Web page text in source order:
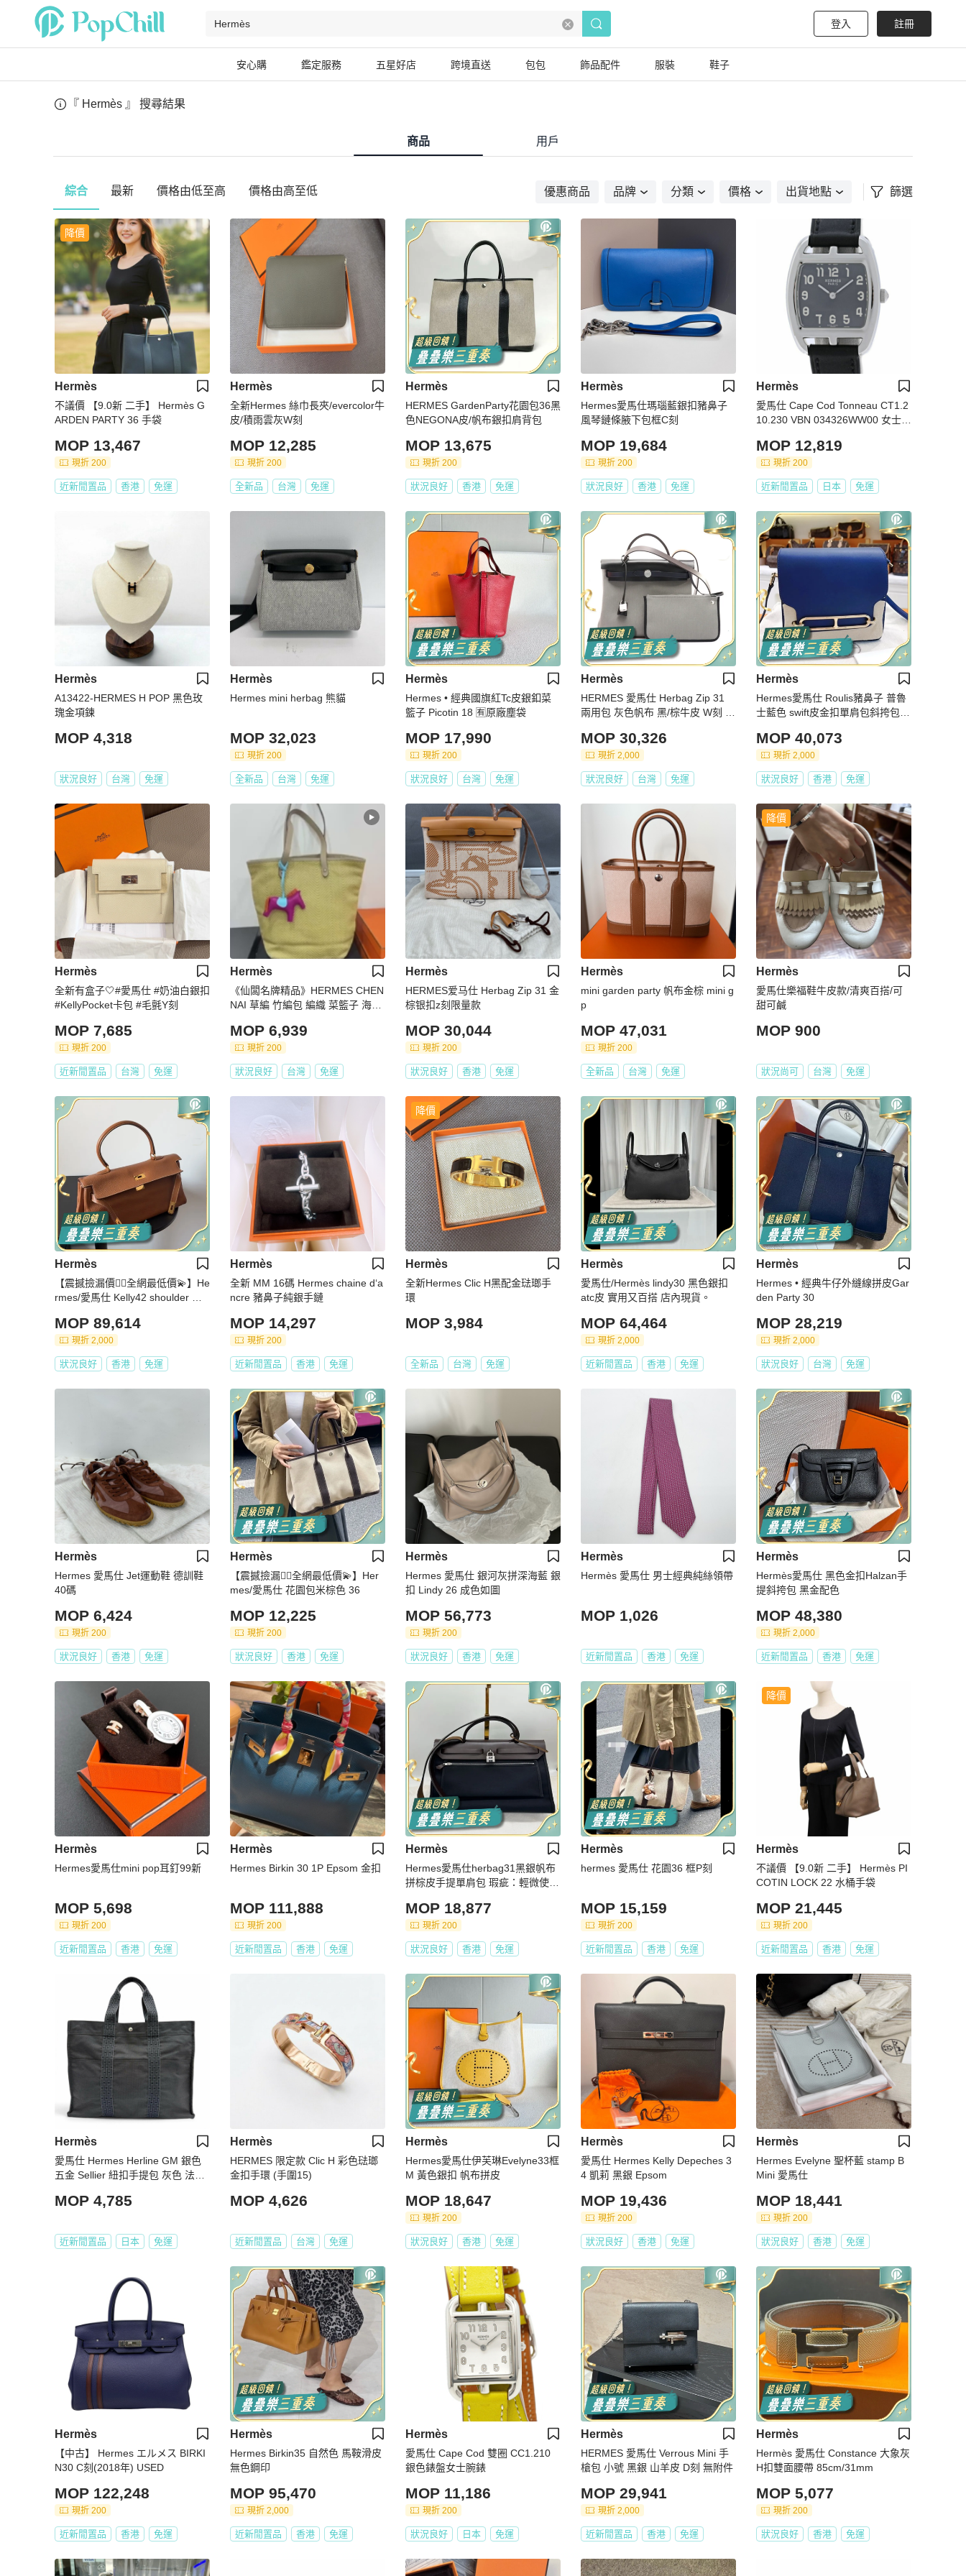
登入 註冊
安心購 鑑定服務 五星好店 跨境直送 包包 飾品配件 服裝 鞋子
『 Hermès 』 搜尋結果
商品 用戶
綜合 最新 價格由低至高 價格由高至低 優惠商品 品牌 分類 價格 出貨地點 篩選
降價
Hermès
不議價 【9.0新 二手】 Hermès G
ARDEN PARTY 36 手袋
MOP 13,467
現折 200
近新閒置品 香港 免運
Hermès
全新Hermes 絲巾長夾/evercolor牛
皮/積雨雲灰W刻
MOP 12,285
現折 200
全新品 台灣 免運
Hermès
HERMES GardenParty花園包36黑
色NEGONA皮/帆布銀扣肩背包
MOP 13,675
現折 200
狀況良好 香港 免運
Hermès
Hermes愛馬仕瑪瑙藍銀扣豬鼻子
風琴鏈條腋下包框C刻
MOP 19,684
現折 200
狀況良好 香港 免運
Hermès
愛馬仕 Cape Cod Tonneau CT1.2
10.230 VBN 034326WW00 女士腕
MOP 12,819
現折 200
近新閒置品 日本 免運
Hermès
A13422-HERMES H POP 黑色玫
瑰金項鍊
MOP 4,318
狀況良好 台灣 免運
Hermès
Hermes mini herbag 熊貓
MOP 32,023
現折 200
全新品 台灣 免運
Hermès
Hermes • 經典國旗紅Tc皮銀釦菜
籃子 Picotin 18 🈶原廠塵袋
MOP 17,990
現折 200
狀況良好 台灣 免運
Hermès
HERMES 愛馬仕 Herbag Zip 31
兩用包 灰色帆布 黑/棕牛皮 W刻 銀
MOP 30,326
現折 2,000
狀況良好 台灣 免運
Hermès
Hermes愛馬仕 Roulis豬鼻子 普魯
士藍色 swift皮金扣單肩包斜挎包 y
MOP 40,073
現折 2,000
狀況良好 香港 免運
Hermès
全新有盒子🤍#愛馬仕 #奶油白銀扣
#KellyPocket卡包 #毛氈Y刻
MOP 7,685
現折 200
近新閒置品 台灣 免運
Hermès
《仙闆名牌精品》HERMES CHEN
NAI 草編 竹編包 編織 菜籃子 海攤
物袋
MOP 6,939
現折 200
狀況良好 台灣 免運
Hermès
HERMES爱马仕 Herbag Zip 31 金
棕银扣z刻限量款
MOP 30,044
現折 200
狀況良好 香港 免運
Hermès
mini garden party 帆布金棕 mini g
p
MOP 47,031
現折 200
全新品 台灣 免運
降價
Hermès
愛馬仕樂福鞋牛皮款/清爽百搭/可
甜可鹹
MOP 900
狀況尚可 台灣 免運
Hermès
【震撼撿漏價👍🏻全網最低價💫】He
rmes/愛馬仕 Kelly42 shoulder 金
MOP 89,614
現折 2,000
狀況良好 香港 免運
Hermès
全新 MM 16碼 Hermes chaine d‘a
ncre 豬鼻子純銀手鏈
MOP 14,297
現折 200
近新閒置品 香港 免運
降價
Hermès
全新Hermes Clic H黑配金琺瑯手
環
MOP 3,984
全新品 台灣 免運
Hermès
愛馬仕/Hermès lindy30 黑色銀扣
atc皮 實用又百搭 店內現貨。
MOP 64,464
現折 2,000
近新閒置品 香港 免運
Hermès
Hermes • 經典牛仔外縫線拼皮Gar
den Party 30
MOP 28,219
現折 2,000
狀況良好 台灣 免運
Hermès
Hermes 愛馬仕 Jet運動鞋 德訓鞋
40碼
MOP 6,424
現折 200
狀況良好 香港 免運
Hermès
【震撼撿漏👍🏻全網最低價💫】Her
mes/愛馬仕 花園包米棕色 36
MOP 12,225
現折 200
狀況良好 香港 免運
Hermès
Hermes 愛馬仕 銀河灰拼深海藍 銀
扣 Lindy 26 成色如圖
MOP 56,773
現折 200
狀況良好 香港 免運
Hermès
Hermès 愛馬仕 男士經典純絲領帶
MOP 1,026
近新閒置品 香港 免運
Hermès
Hermès愛馬仕 黑色金扣Halzan手
提斜挎包 黑金配色
MOP 48,380
現折 2,000
近新閒置品 香港 免運
Hermès
Hermes愛馬仕mini pop耳釘99新
MOP 5,698
現折 200
近新閒置品 香港 免運
Hermès
Hermes Birkin 30 1P Epsom 金扣
MOP 111,888
現折 200
近新閒置品 香港 免運
Hermès
Hermes愛馬仕herbag31黑銀帆布
拼棕皮手提單肩包 瑕疵：輕微使用
MOP 18,877
現折 200
狀況良好 香港 免運
Hermès
hermes 愛馬仕 花園36 框P刻
MOP 15,159
現折 200
近新閒置品 香港 免運
降價
Hermès
不議價 【9.0新 二手】 Hermès PI
COTIN LOCK 22 水桶手袋
MOP 21,445
現折 200
近新閒置品 香港 免運
Hermès
愛馬仕 Hermes Herline GM 銀色
五金 Sellier 紐扣手提包 灰色 法國
MOP 4,785
近新閒置品 日本 免運
Hermès
HERMES 限定款 Clic H 彩色琺瑯
金扣手環 (手圍15)
MOP 4,626
近新閒置品 台灣 免運
Hermès
Hermes愛馬仕伊芙琳Evelyne33框
M 黃色銀扣 帆布拼皮
MOP 18,647
現折 200
狀況良好 香港 免運
Hermès
愛馬仕 Hermes Kelly Depeches 3
4 凱莉 黑銀 Epsom
MOP 19,436
現折 200
狀況良好 香港 免運
Hermès
Hermes Evelyne 聖杯藍 stamp B
Mini 愛馬仕
MOP 18,441
現折 200
狀況良好 香港 免運
Hermès
【中古】 Hermes エルメス BIRKI
N30 C刻(2018年) USED
MOP 122,248
現折 200
近新閒置品 香港 免運
Hermès
Hermes Birkin35 自然色 馬鞍滑皮
無色鋼印
MOP 95,470
現折 2,000
近新閒置品 香港 免運
Hermès
愛馬仕 Cape Cod 雙圈 CC1.210
銀色錶盤女士腕錶
MOP 11,186
現折 200
狀況良好 日本 免運
Hermès
HERMES 愛馬仕 Verrous Mini 手
槍包 小號 黑銀 山羊皮 D刻 無附件
MOP 29,941
現折 2,000
近新閒置品 香港 免運
Hermès
Hermès 愛馬仕 Constance 大象灰
H扣雙面腰帶 85cm/31mm
MOP 5,077
現折 200
狀況良好 香港 免運